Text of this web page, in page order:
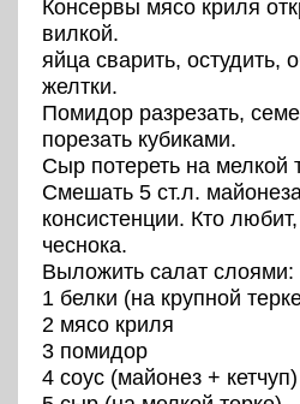
Консервы мясо криля
вилкой.
яйца сварить, остудить,
желтки.
Помидор разрезать,
порезать кубиками.
Сыр потереть на мелкой
Смешать 5 ст.л.
консистенции. Кто
чеснока.
Выложить салат слоями:
1 белки (на крупной
2 мясо криля
3 помидор
4 соус (майонез + кетчуп)